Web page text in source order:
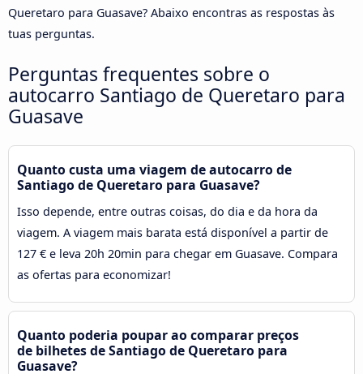
Queretaro para Guasave? Abaixo encontras as respostas às
tuas perguntas.
Perguntas frequentes sobre o
autocarro Santiago de Queretaro para
Guasave
Quanto custa uma viagem de autocarro de
Santiago de Queretaro para Guasave?
Isso depende, entre outras coisas, do dia e da hora da
viagem. A viagem mais barata está disponível a partir de
127 € e leva 20h 20min para chegar em Guasave. Compara
as ofertas para economizar!
Quanto poderia poupar ao comparar preços
de bilhetes de Santiago de Queretaro para
Guasave?